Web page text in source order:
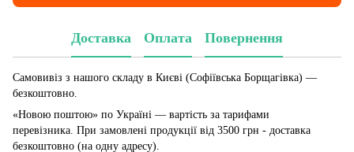
Доставка Оплата Повернення
Самовивіз з нашого складу в Києві (Софіївська Борщагівка) —
безкоштовно.
«Новою поштою» по Україні — вартість за тарифами
перевізника. При замовлені продукції від 3500 грн - доставка
безкоштовно (на одну адресу).